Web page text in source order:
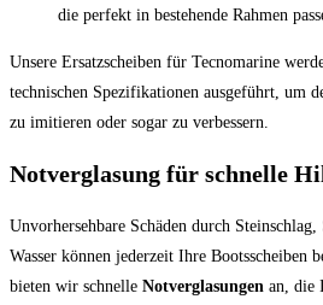
die perfekt in bestehende Rahmen
Unsere Ersatzscheiben für Tecnomarine
technischen Spezifikationen ausgeführt, um
zu imitieren oder sogar zu verbessern.
Notverglasung für schnelle
Unvorhersehbare Schäden durch
Wasser können jederzeit Ihre Bootsscheiben
bieten wir schnelle Notverglasungen an, die